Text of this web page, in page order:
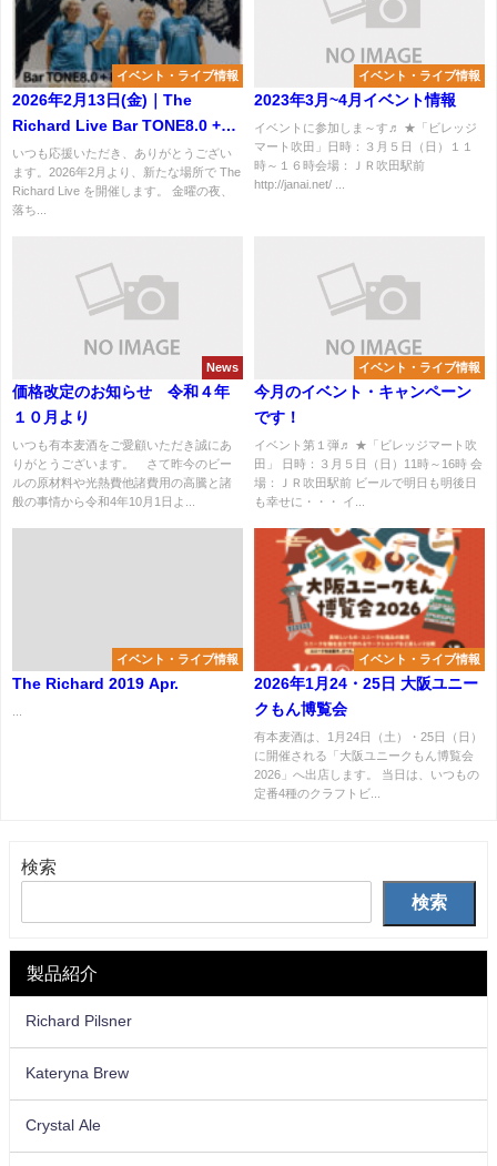
イベント・ライブ情報
2026年2月13日(金)｜The
Richard Live Bar TONE8.0 +
BASEMENT GALLERY
いつも応援いただき、ありがとうござい
ます。2026年2月より、新たな場所で The
Richard Live を開催します。 金曜の夜、
落ち...
イベント・ライブ情報
2023年3月~4月イベント情報
イベントに参加しま～す♬ ★「ビレッジ
マート吹田」日時：３月５日（日）１１
時～１６時会場：ＪＲ吹田駅前
http://janai.net/ ...
News
価格改定のお知らせ 令和４年
１０月より
いつも有本麦酒をご愛顧いただき誠にあ
りがとうございます。 さて昨今のビー
ルの原材料や光熱費他諸費用の高騰と諸
般の事情から令和4年10月1日よ...
イベント・ライブ情報
今月のイベント・キャンペーン
です！
イベント第１弾♬ ★「ビレッジマート吹
田」 日時：３月５日（日）11時～16時 会
場：ＪＲ吹田駅前 ビールで明日も明後日
も幸せに・・・ イ...
イベント・ライブ情報
The Richard 2019 Apr.
イベント・ライブ情報
2026年1月24・25日 大阪ユニー
クもん博覧会
有本麦酒は、1月24日（土）・25日（日）
に開催される「大阪ユニークもん博覧会
2026」へ出店します。 当日は、いつもの
定番4種のクラフトビ...
検索
検索
製品紹介
Richard Pilsner
Kateryna Brew
Crystal Ale